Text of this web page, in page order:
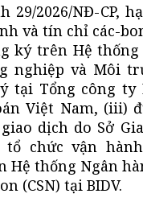
29/2026/NĐ-CP,
và tín chỉ các-
ký trên Hệ
nghiệp và Môi
tại Tổng công ty
Việt Nam, (iii)
dịch do Sở
tổ chức vận
Hệ thống Ngân
(CSN) tại BIDV.